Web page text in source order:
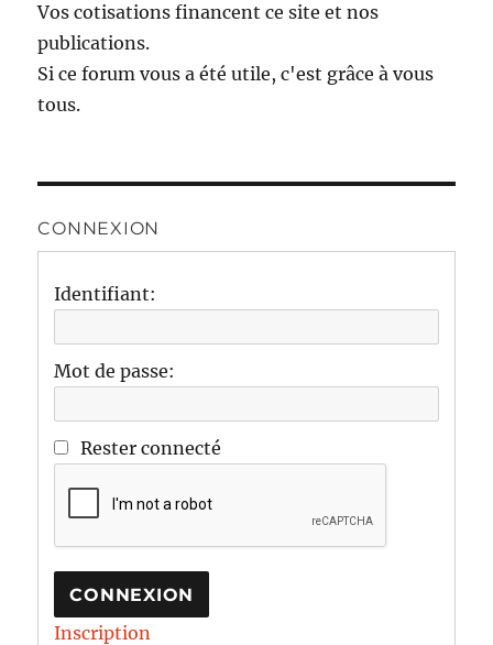
Vos cotisations financent ce site et nos
publications.
Si ce forum vous a été utile, c'est grâce à vous
tous.
CONNEXION
Identifiant:
Mot de passe:
Rester connecté
CONNEXION
Inscription